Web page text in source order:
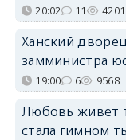
20:02 11 4201
Ханский
замминистра
19:00 6 9568
Любовь живёт
стала гимном